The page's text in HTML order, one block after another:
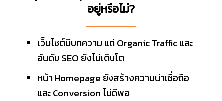
อยู่หรือไม่?
เว็บไซต์มีบทความ แต่ Organic Traffic และ
อันดับ SEO ยังไม่เติบโต
หน้า Homepage ยังสร้างความน่าเชื่อถือ
และ Conversion ไม่ดีพอ